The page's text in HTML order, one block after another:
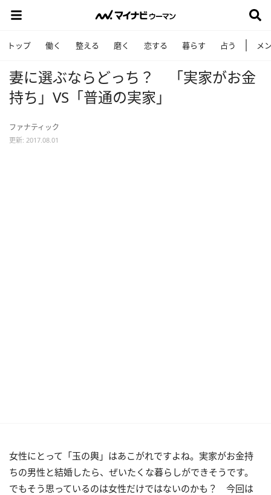
トップ 働く 整える 磨く 恋する 暮らす 占う メ
妻に選ぶならどっち？ 「実家がお金
持ち」VS「普通の実家」
ファナティック
更新: 2017.08.01
女性にとって「玉の輿」はあこがれですよね。実家がお金持
ちの男性と結婚したら、ぜいたくな暮らしができそうです。
でもそう思っているのは女性だけではないのかも？ 今回は